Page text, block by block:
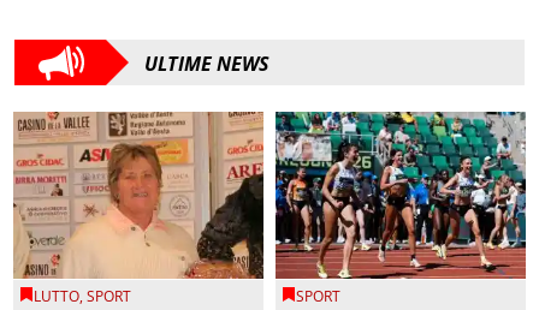
ULTIME NEWS
LUTTO,SPORT SPORT